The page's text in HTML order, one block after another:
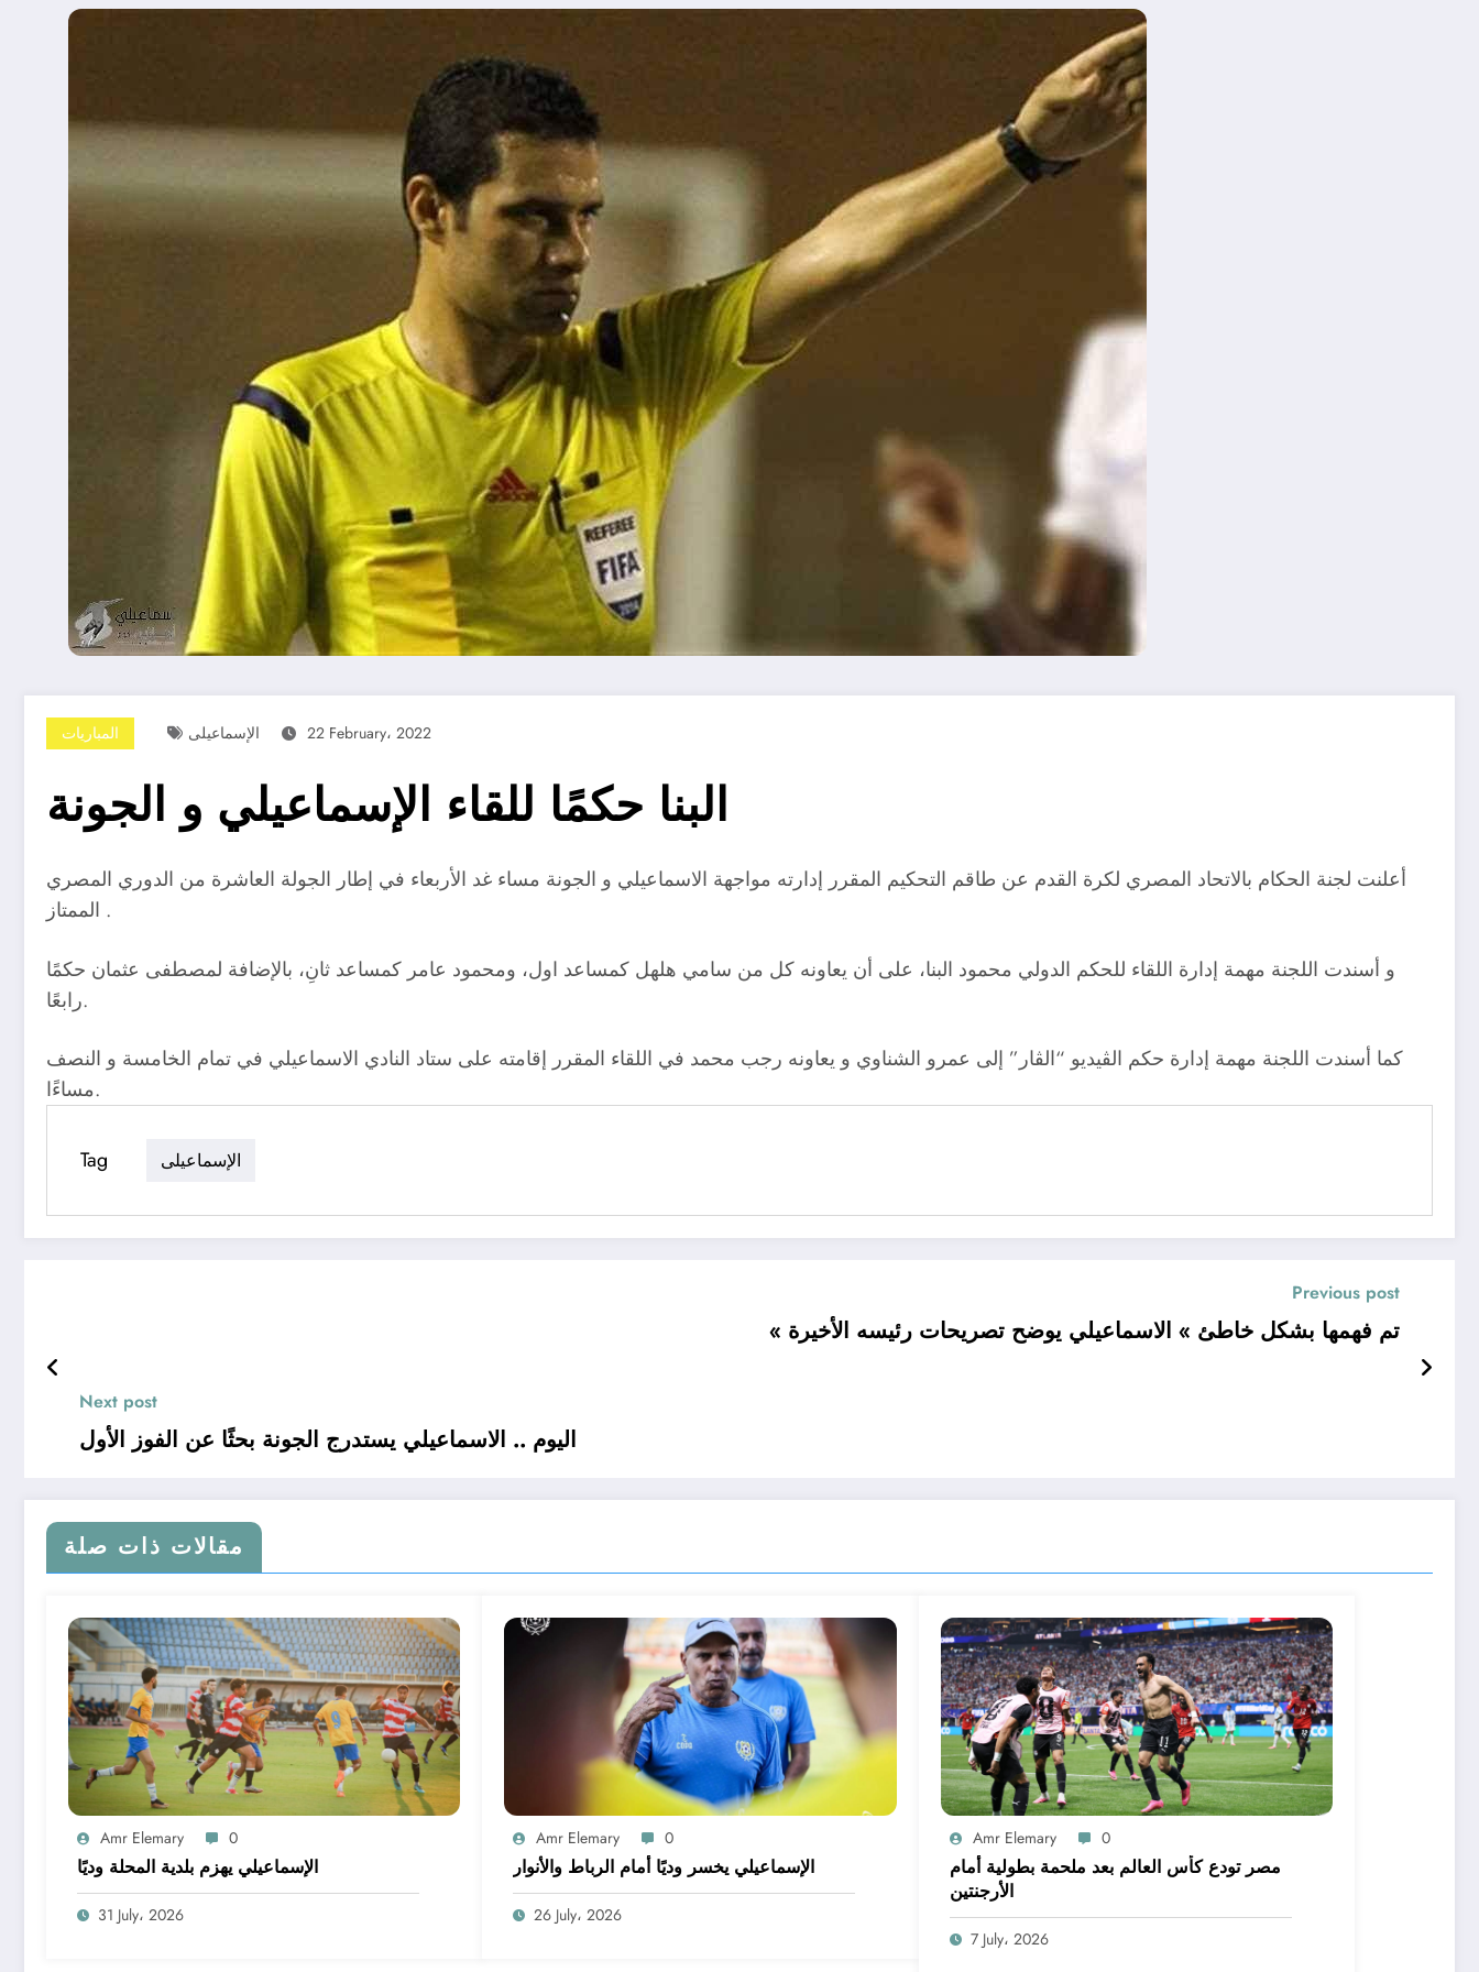
المباريات الإسماعيلى 22 February، 2022
البنا حكمًا للقاء الإسماعيلي و الجونة
أعلنت لجنة الحكام بالاتحاد المصري لكرة القدم عن طاقم التحكيم المقرر إدارته مواجهة الاسماعيلي و الجونة مساء غد الأربعاء في إطار الجولة العاشرة من الدوري المصري
الممتاز .
و أسندت اللجنة مهمة إدارة اللقاء للحكم الدولي محمود البنا، على أن يعاونه كل من سامي هلهل كمساعد اول، ومحمود عامر كمساعد ثانِ، بالإضافة لمصطفى عثمان حكمًا
رابعًا.
كما أسندت اللجنة مهمة إدارة حكم الڤيديو “الڤار” إلى عمرو الشناوي و يعاونه رجب محمد في اللقاء المقرر إقامته على ستاد النادي الاسماعيلي في تمام الخامسة و النصف
مساءًا.
Tag الإسماعيلى
Previous post
« تم فهمها بشكل خاطئ » الاسماعيلي يوضح تصريحات رئيسه الأخيرة
Next post
اليوم .. الاسماعيلي يستدرج الجونة بحثًا عن الفوز الأول
مقالات ذات صلة
Amr Elemary 0
الإسماعيلي يهزم بلدية المحلة وديًا
31 July، 2026
Amr Elemary 0
الإسماعيلي يخسر وديًا أمام الرباط والأنوار
26 July، 2026
Amr Elemary 0
مصر تودع كأس العالم بعد ملحمة بطولية أمام
الأرجنتين
7 July، 2026